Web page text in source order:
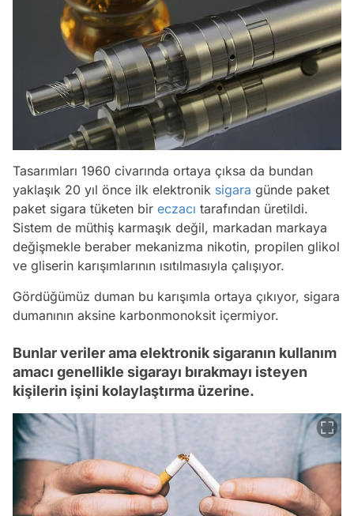
Tasarımları 1960 civarında ortaya çıksa da bundan
yaklaşık 20 yıl önce ilk elektronik sigara günde paket
paket sigara tüketen bir eczacı tarafından üretildi.
Sistem de müthiş karmaşık değil, markadan markaya
değişmekle beraber mekanizma nikotin, propilen glikol
ve gliserin karışımlarının ısıtılmasıyla çalışıyor.
Gördüğümüz duman bu karışımla ortaya çıkıyor, sigara
dumanının aksine karbonmonoksit içermiyor.
Bunlar veriler ama elektronik sigaranın kullanım
amacı genellikle sigarayı bırakmayı isteyen
kişilerin işini kolaylaştırma üzerine.